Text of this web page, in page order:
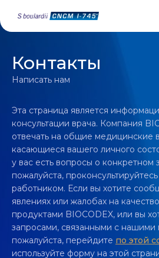
Контакты
Написать нам
Эта страница является
консультации врача. Компания
отвечать на общие медицинские
касающиеся вашего личного
у вас есть вопросы о конкретном
пожалуйста,
работником. Если вы хотите
явлениях или жалобах на
продуктами BIOCODEX, или вы
запросами, связанными с нашими
пожалуйста, перейдите по этой
используйте форму на этой